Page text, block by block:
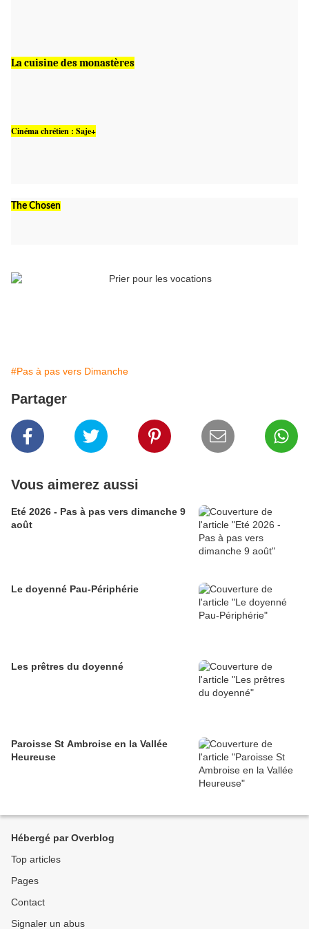
La cuisine des monastères
Cinéma chrétien : Saje+
The Chosen
#Pas à pas vers Dimanche
Partager
Vous aimerez aussi
Eté 2026 - Pas à pas vers dimanche 9
août
Le doyenné Pau-Périphérie
Les prêtres du doyenné
Paroisse St Ambroise en la Vallée
Heureuse
Hébergé par Overblog
Top articles
Pages
Contact
Signaler un abus